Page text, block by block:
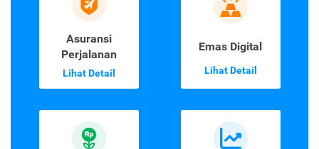
Asuransi
Perjalanan
Lihat Detail
Emas Digital
Lihat Detail